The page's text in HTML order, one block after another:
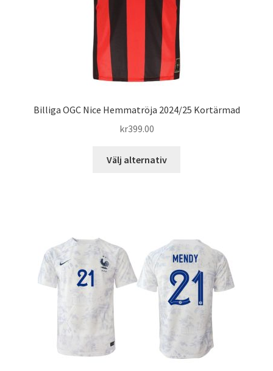
produktsidan
Billiga OGC Nice Hemmatröja 2024/25 Kortärmad
kr399.00
Välj alternativ
De
olika
alternativen
kan
väljas
produktsidan